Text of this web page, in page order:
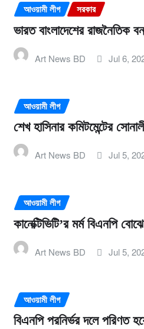
আওয়ামী লীগ সরকার
ভারত বাংলাদেশের রাজনৈতিক
Art News BD Jul 6,
আওয়ামী লীগ
শেখ হাসিনার কমিটমেন্টের
Art News BD Jul 5,
আওয়ামী লীগ
কানেক্টিভিটি’র মর্ম বিএনপি
Art News BD Jul 5,
আওয়ামী লীগ
বিএনপি পরনির্ভর দলে পরিণত